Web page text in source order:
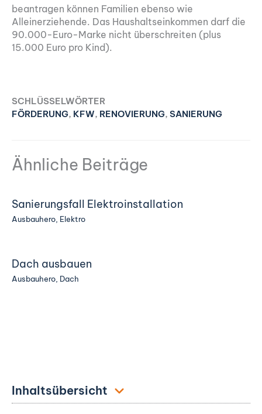
beantragen können Familien ebenso wie
Alleinerziehende. Das Haushaltseinkommen darf die
90.000-Euro-Marke nicht überschreiten (plus
15.000 Euro pro Kind).
SCHLÜSSELWÖRTER
FÖRDERUNG, KFW, RENOVIERUNG, SANIERUNG
Ähnliche Beiträge
Sanierungsfall Elektroinstallation
Ausbauhero Elektro
Dach ausbauen
Ausbauhero Dach
Inhaltsübersicht